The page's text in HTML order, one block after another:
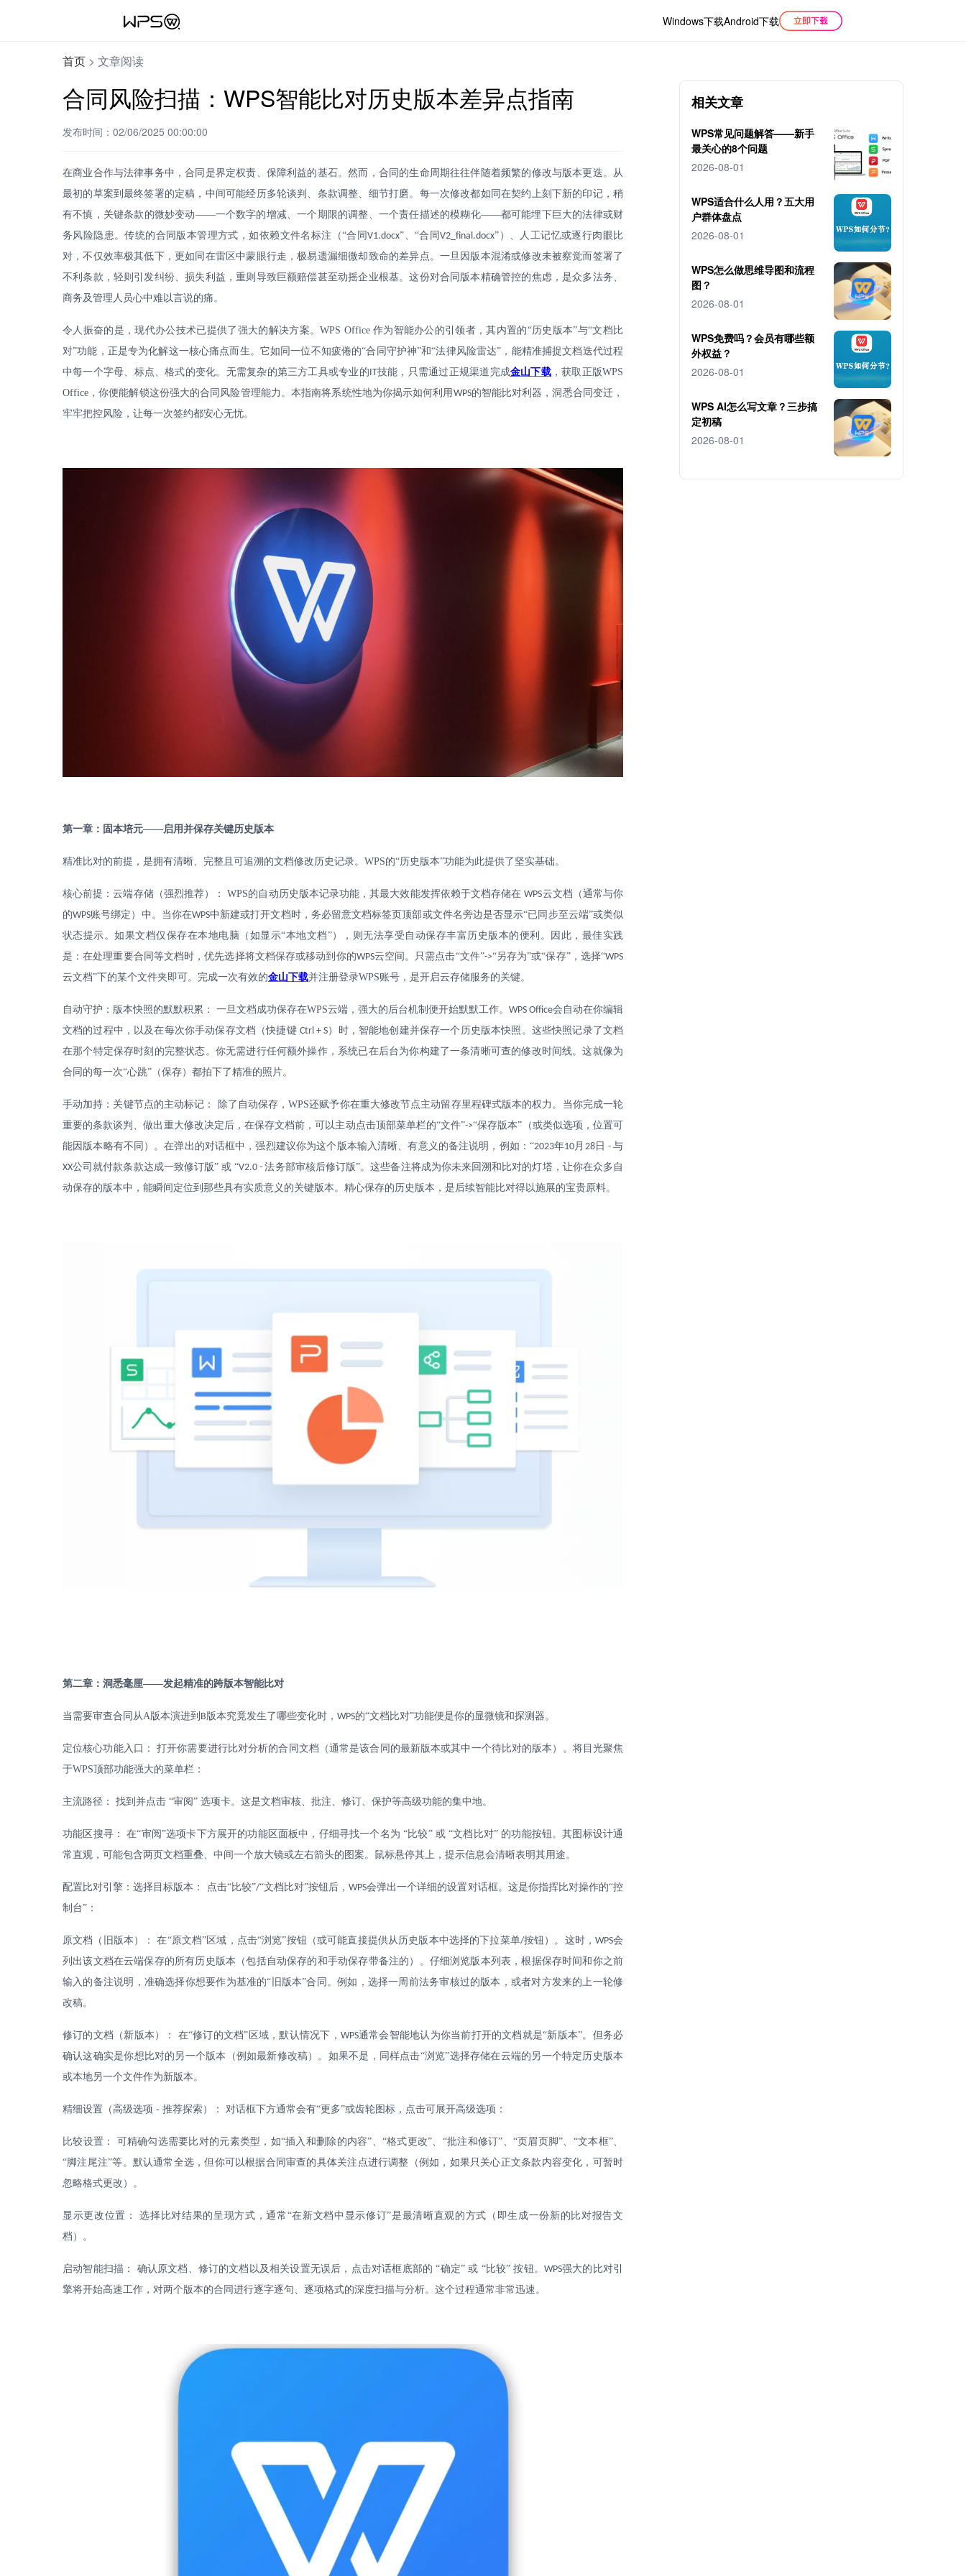
Windows下载Android下载
首页 > 文章阅读
合同风险扫描：WPS智能比对历史版本差异点指南
发布时间：02/06/2025 00:00:00
在商业合作与法律事务中，合同是界定权责、保障利益的基石。然而，合同的生命周期往往伴随着频繁的修改与版本更迭。从
最初的草案到最终签署的定稿，中间可能经历多轮谈判、条款调整、细节打磨。每一次修改都如同在契约上刻下新的印记，稍
有不慎，关键条款的微妙变动——一个数字的增减、一个期限的调整、一个责任描述的模糊化——都可能埋下巨大的法律或财
务风险隐患。传统的合同版本管理方式，如依赖文件名标注（“合同V1.docx”、“合同V2_final.docx”）、人工记忆或逐行肉眼比
对，不仅效率极其低下，更如同在雷区中蒙眼行走，极易遗漏细微却致命的差异点。一旦因版本混淆或修改未被察觉而签署了
不利条款，轻则引发纠纷、损失利益，重则导致巨额赔偿甚至动摇企业根基。这份对合同版本精确管控的焦虑，是众多法务、
商务及管理人员心中难以言说的痛。
令人振奋的是，现代办公技术已提供了强大的解决方案。WPS Office 作为智能办公的引领者，其内置的“历史版本”与“文档比
对”功能，正是专为化解这一核心痛点而生。它如同一位不知疲倦的“合同守护神”和“法律风险雷达”，能精准捕捉文档迭代过程
中每一个字母、标点、格式的变化。无需复杂的第三方工具或专业的IT技能，只需通过正规渠道完成金山下载，获取正版WPS
Office ，你便能解锁这份强大的合同风险管理能力。本指南将系统性地为你揭示如何利用 WPS的智能比对利器，洞悉合同变迁，
牢牢把控风险，让每一次签约都安心无忧。
第一章：固本培元——启用并保存关键历史版本
精准比对的前提，是拥有清晰、完整且可追溯的文档修改历史记录。 WPS的“历史版本”功能为此提供了坚实基础。
核心前提：云端存储（强烈推荐）： WPS的自动历史版本记录功能，其最大效能发挥依赖于文档存储在WPS云文档（通常与你
的WPS账号绑定）中。当你在WPS中新建或打开文档时，务必留意文档标签页顶部或文件名旁边是否显示“已同步至云端”或类似
状态提示。如果文档仅保存在本地电脑（如显示“本地文档”），则无法享受自动保存丰富历史版本的便利。因此，最佳实践
是：在处理重要合同等文档时，优先选择将文档保存或移动到你的WPS云空间。只需点击“文件”->“另存为”或“保存”，选择“WPS
云文档”下的某个文件夹即可。完成一次有效的金山下载并注册登录WPS账号，是开启云存储服务的关键。
自动守护：版本快照的默默积累： 一旦文档成功保存在WPS云端，强大的后台机制便开始默默工作。WPS Office会自动在你编辑
文档的过程中，以及在每次你手动保存文档（快捷键 Ctrl + S）时，智能地创建并保存一个历史版本快照。这些快照记录了文档
在那个特定保存时刻的完整状态。你无需进行任何额外操作，系统已在后台为你构建了一条清晰可查的修改时间线。这就像为
合同的每一次“心跳”（保存）都拍下了精准的照片。
手动加持：关键节点的主动标记： 除了自动保存，WPS还赋予你在重大修改节点主动留存里程碑式版本的权力。当你完成一轮
重要的条款谈判、做出重大修改决定后，在保存文档前，可以主动点击顶部菜单栏的“文件”->“保存版本”（或类似选项，位置可
能因版本略有不同）。在弹出的对话框中，强烈建议你为这个版本输入清晰、有意义的备注说明，例如：“2023年10 月 28日 -与
XX公司就付款条款达成一致修订版” 或 “V2.0 -法务部审核后修订版”。这些备注将成为你未来回溯和比对的灯塔，让你在众多自
动保存的版本中，能瞬间定位到那些具有实质意义的关键版本。精心保存的历史版本，是后续智能比对得以施展的宝贵原料。
第二章：洞悉毫厘——发起精准的跨版本智能比对
当需要审查合同从 A 版本演进到 B 版本究竟发生了哪些变化时， WPS的“文档比对”功能便是你的显微镜和探测器。
定位核心功能入口：
打开你需要进行比对分析的合同文档（通常是该合同的最新版本或其中一个待比对的版本）。将目光聚焦
于WPS顶部功能强大的菜单栏：
主流路径： 找到并点击 “审阅” 选项卡。这是文档审核、批注、修订、保护等高级功能的集中地。
功能区搜寻： 在“审阅”选项卡下方展开的功能区面板中，仔细寻找一个名为 “比较” 或 “文档比对” 的功能按钮。其图标设计通
常直观，可能包含两页文档重叠、中间一个放大镜或左右箭头的图案。鼠标悬停其上，提示信息会清晰表明其用途。
配置比对引擎：选择目标版本： 点击“比较”/“文档比对”按钮后，WPS会弹出一个详细的设置对话框。这是你指挥比对操作的“控
制台”：
原文档（旧版本）： 在“原文档”区域，点击“浏览”按钮（或可能直接提供从历史版本中选择的下拉菜单/按钮）。这时， WPS会
列出该文档在云端保存的所有历史版本（包括自动保存的和手动保存带备注的）。仔细浏览版本列表，根据保存时间和你之前
输入的备注说明，准确选择你想要作为基准的“旧版本”合同。例如，选择一周前法务审核过的版本，或者对方发来的上一轮修
改稿。
修订的文档（新版本）： 在“修订的文档”区域，默认情况下， WPS通常会智能地认为你当前打开的文档就是“新版本”。但务必
确认这确实是你想比对的另一个版本（例如最新修改稿）。如果不是，同样点击“浏览”选择存储在云端的另一个特定历史版本
或本地另一个文件作为新版本。
精细设置（高级选项 - 推荐探索）： 对话框下方通常会有“更多”或齿轮图标，点击可展开高级选项：
比较设置： 可精确勾选需要比对的元素类型，如“插入和删除的内容”、“格式更改”、“批注和修订”、“页眉页脚”、“文本框”、
“脚注尾注”等。默认通常全选，但你可以根据合同审查的具体关注点进行调整（例如，如果只关心正文条款内容变化，可暂时
忽略格式更改）。
显示更改位置： 选择比对结果的呈现方式，通常 “在新文档中显示修订”是最清晰直观的方式（即生成一份新的比对报告文
档）。
启动智能扫描： 确认原文档、修订的文档以及相关设置无误后，点击对话框底部的 “确定” 或 “比较” 按钮。 WPS强大的比对引
擎将开始高速工作，对两个版本的合同进行逐字逐句、逐项格式的深度扫描与分析。这个过程通常非常迅速。
相关文章
WPS常见问题解答——新手
最关心的8个问题
2026-08-01
WPS适合什么人用？五大用
户群体盘点
2026-08-01
WPS怎么做思维导图和流程
图？
2026-08-01
WPS免费吗？会员有哪些额
外权益？
2026-08-01
WPS AI怎么写文章？三步搞
定初稿
2026-08-01